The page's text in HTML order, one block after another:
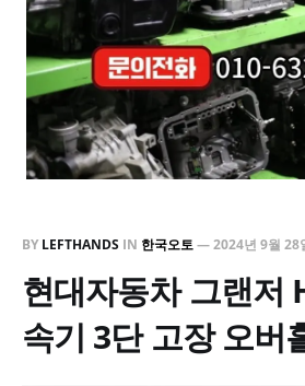
BY LEFTHANDS IN 한국오토—2024년 9월 28
현대자동차 그랜저
속기 3단 고장 오버